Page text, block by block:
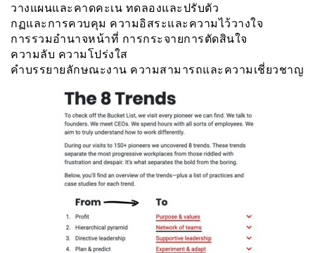
วางแผนและคาดคะเน ทดลองและปรับตัว
กฏและการควบคุม ความอิสระและความไว้วางใจ
การรวมอำนาจหน้าที่ การกระจายการตัดสินใจ
ความลับ ความโปร่งใส
คำบรรยายลักษณะงาน ความสามารถและความเชี่ยวชาญ